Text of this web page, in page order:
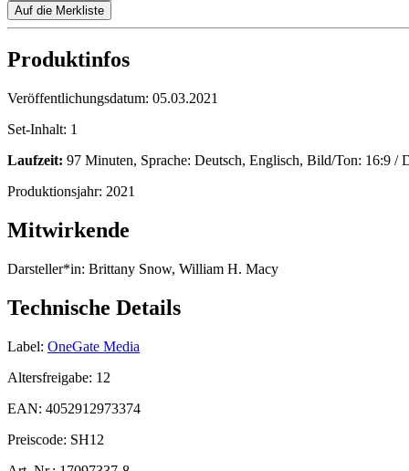
Auf die Merkliste
Produktinfos
Veröffentlichungsdatum: 05.03.2021
Set-Inhalt: 1
Laufzeit: 97 Minuten, Sprache: Deutsch, Englisch, Bild/Ton: 16:9 /
Produktionsjahr: 2021
Mitwirkende
Darsteller*in: Brittany Snow, William H. Macy
Technische Details
Label: OneGate Media
Altersfreigabe: 12
EAN: 4052912973374
Preiscode: SH12